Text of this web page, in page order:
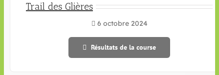
Trail des Glières
6 octobre 2024
Résultats de la course